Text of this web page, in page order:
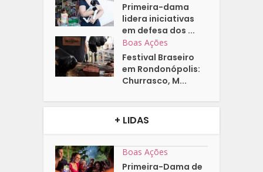
Primeira-dama
lidera iniciativas
em defesa dos ...
Boas Ações
Festival Braseiro
em Rondonópolis:
Churrasco, M...
+ LIDAS
Boas Ações
Primeira-Dama de